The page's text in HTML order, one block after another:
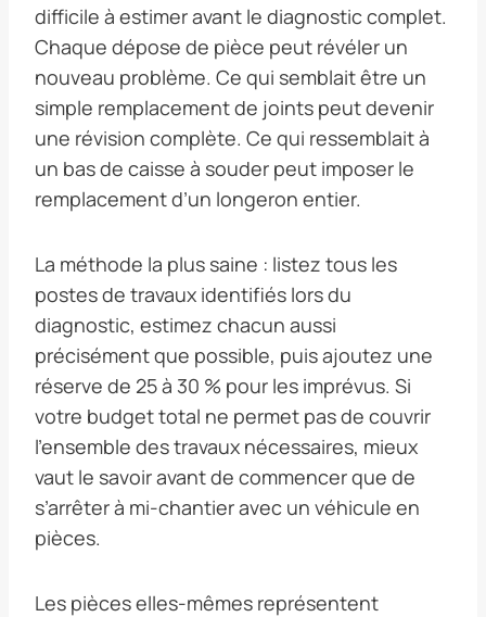
difficile à estimer avant le diagnostic complet.
Chaque dépose de pièce peut révéler un
nouveau problème. Ce qui semblait être un
simple remplacement de joints peut devenir
une révision complète. Ce qui ressemblait à
un bas de caisse à souder peut imposer le
remplacement d’un longeron entier.
La méthode la plus saine : listez tous les
postes de travaux identifiés lors du
diagnostic, estimez chacun aussi
précisément que possible, puis ajoutez une
réserve de 25 à 30 % pour les imprévus. Si
votre budget total ne permet pas de couvrir
l’ensemble des travaux nécessaires, mieux
vaut le savoir avant de commencer que de
s’arrêter à mi-chantier avec un véhicule en
pièces.
Les pièces elles-mêmes représentent